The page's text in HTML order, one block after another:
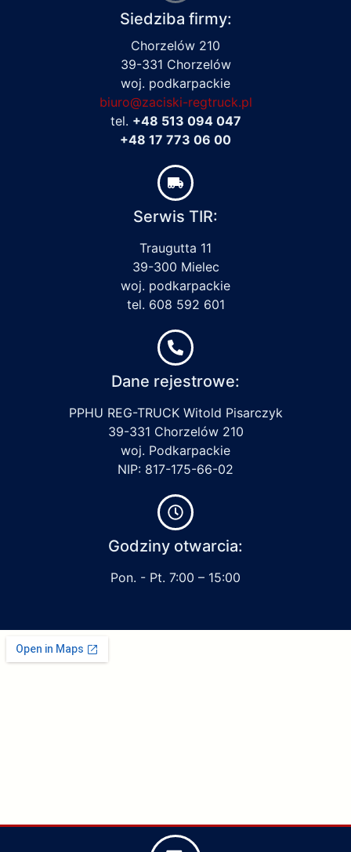
Siedziba firmy:
Chorzelów 210
39-331 Chorzelów
woj. podkarpackie
biuro@zaciski-regtruck.pl
tel. +48 513 094 047
+48 17 773 06 00
Serwis TIR:
Traugutta 11
39-300 Mielec
woj. podkarpackie
tel. 608 592 601
Dane rejestrowe:
PPHU REG-TRUCK Witold Pisarczyk
39-331 Chorzelów 210
woj. Podkarpackie
NIP: 817-175-66-02
Godziny otwarcia:
Pon. - Pt. 7:00 – 15:00